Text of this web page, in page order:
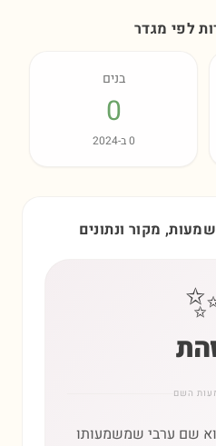
לפי מגדר
בנים
0
0ב-2024
מקור ונתונים
השם
שם ערבי שמשמעותו